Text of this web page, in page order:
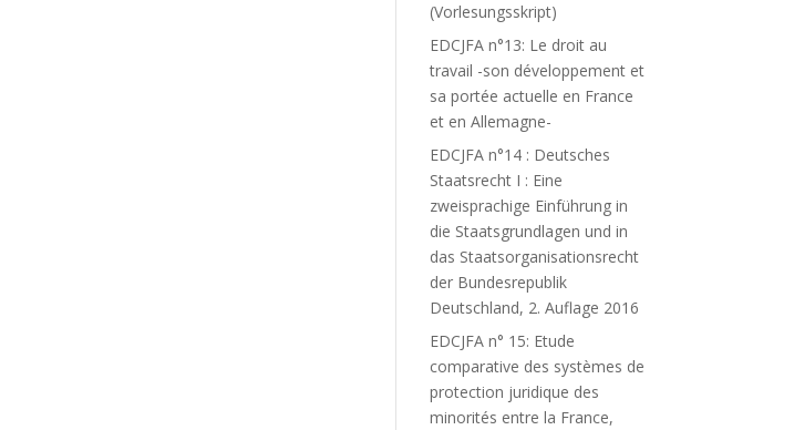
(Vorlesungsskript)
EDCJFA n°13: Le droit au
travail -son développement et
sa portée actuelle en France
et en Allemagne-
EDCJFA n°14 : Deutsches
Staatsrecht I : Eine
zweisprachige Einführung in
die Staatsgrundlagen und in
das Staatsorganisationsrecht
der Bundesrepublik
Deutschland, 2. Auflage 2016
EDCJFA n° 15: Etude
comparative des systèmes de
protection juridique des
minorités entre la France,